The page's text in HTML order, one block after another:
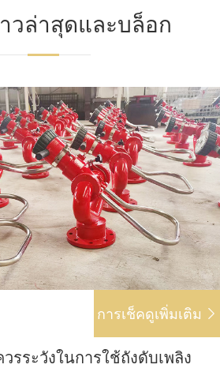
าวล่าสุดและบล็อก
การเช็คดูเพิ่มเติม 
รระวังในการใช้ถังดับเพลิง